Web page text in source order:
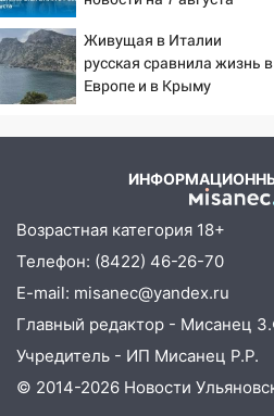
05:00
Кому 6 августа
прибыль, а кому —
прочность
Мошенники
жительницу
19:14
Житель
подвез троих
заработал уголовное
Прогноз погоды
Ульяновской области
на склады Wildberries,
состояние пострадавших
Живущая в Италии
русская сравнила жизнь в
Европе и в Крыму
Возрастная категория 18+
Телефон: (8422) 46-26-70
E-mail: misanec@yandex.ru
Главный редактор - Мисанец
Учредитель - ИП Мисанец Р.Р.
© 2014-2026 Новости